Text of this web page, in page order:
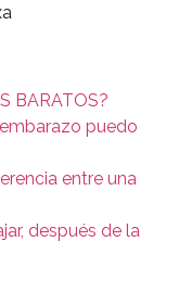
BARATOS?
puedo
entre una
después de la